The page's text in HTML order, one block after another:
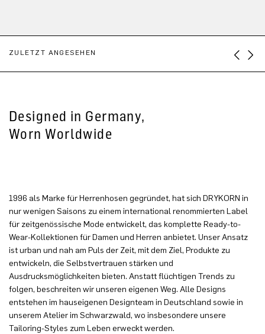
ZULETZT ANGESEHEN
Designed in Germany,
Worn Worldwide
1996 als Marke für Herrenhosen gegründet, hat sich DRYKORN in
nur wenigen Saisons zu einem international renommierten Label
für zeitgenössische Mode entwickelt, das komplette Ready-to-
Wear-Kollektionen für Damen und Herren anbietet. Unser Ansatz
ist urban und nah am Puls der Zeit, mit dem Ziel, Produkte zu
entwickeln, die Selbstvertrauen stärken und
Ausdrucksmöglichkeiten bieten. Anstatt flüchtigen Trends zu
folgen, beschreiten wir unseren eigenen Weg. Alle Designs
entstehen im hauseigenen Designteam in Deutschland sowie in
unserem Atelier im Schwarzwald, wo insbesondere unsere
Tailoring-Styles zum Leben erweckt werden.